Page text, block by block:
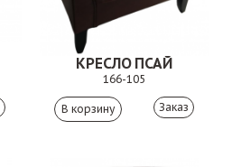
КРЕСЛО ПСАЙ
166-105
Заказ